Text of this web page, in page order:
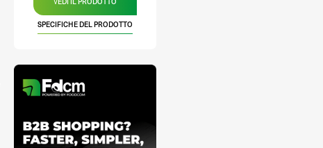
SPECIFICHE DEL PRODOTTO